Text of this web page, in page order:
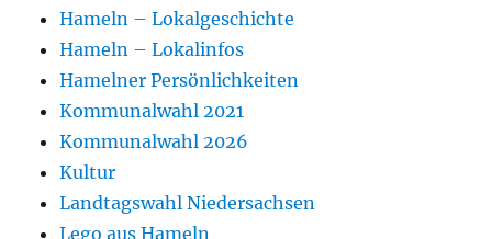
Hameln – Lokalgeschichte
Hameln – Lokalinfos
Hamelner Persönlichkeiten
Kommunalwahl 2021
Kommunalwahl 2026
Kultur
Landtagswahl Niedersachsen
Lego aus Hameln